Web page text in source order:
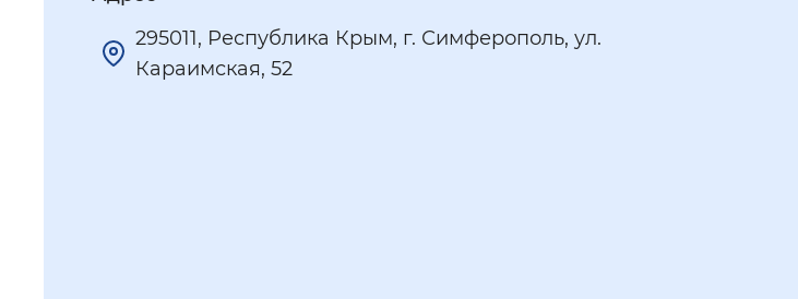
295011, Республика Крым, г. Симферополь, ул.
Караимская, 52